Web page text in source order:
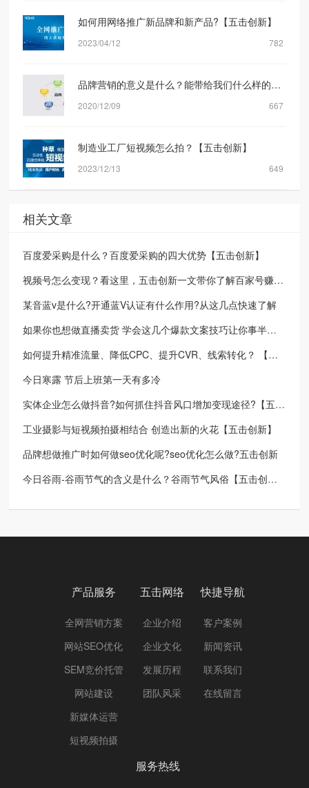
如何用网络推广新品牌和新产品?【五击创新】
2023/04/12 782
品牌营销的意义是什么？能带给我们什么样的转化？
2020/12/09 667
制造业工厂短视频怎么拍？【五击创新】
2023/12/13 649
相关文章
百度爱采购是什么？百度爱采购的四大优势【五击创新】
视频号怎么变现？看这里，五击创新一文带你了解百家号赚钱秘密
某音蓝v是什么?开通蓝V认证有什么作用?从这几点快速了解
如果你也想做直播卖货 学会这几个爆款文案技巧让你事半功倍【五击创新】
如何提升精准流量、降低CPC、提升CVR、线索转化？ 【五击创新】分享优化sem账户方案
今日寒露 节后上班第一天有多冷
实体企业怎么做抖音?如何抓住抖音风口增加变现途径?【五击创新】
工业摄影与短视频拍摄相结合 创造出新的火花【五击创新】
品牌想做推广时如何做seo优化呢?seo优化怎么做?五击创新
今日谷雨-谷雨节气的含义是什么？谷雨节气风俗【五击创新】
产品服务
全网营销方案
网站SEO优化
SEM竞价托管
网站建设
新媒体运营
短视频拍摄
五击网络
企业介绍
企业文化
发展历程
团队风采
快捷导航
客户案例
新闻资讯
联系我们
在线留言
服务热线